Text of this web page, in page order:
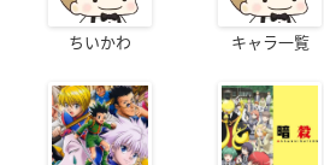
ちいかわ キャラ一覧